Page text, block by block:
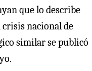
que lo describe
nacional de
similar se publicó